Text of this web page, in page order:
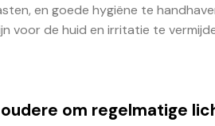
en goede hygiëne te
voor de huid en irritatie te
om regelmatige